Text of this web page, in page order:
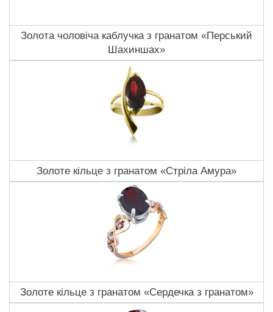
Золота чоловіча каблучка з гранатом «Перський
Шахиншах»
Золоте кільце з гранатом «Стріла Амура»
Золоте кільце з гранатом «Сердечка з гранатом»